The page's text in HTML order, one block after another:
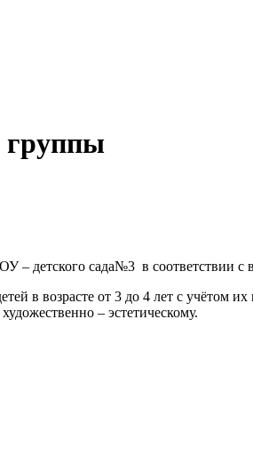
группы
– детского сада№3 в соответствии
в возрасте от 3 до 4 лет с учётом
– эстетическому.